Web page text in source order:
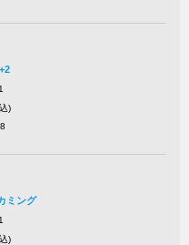
)
ミング
)